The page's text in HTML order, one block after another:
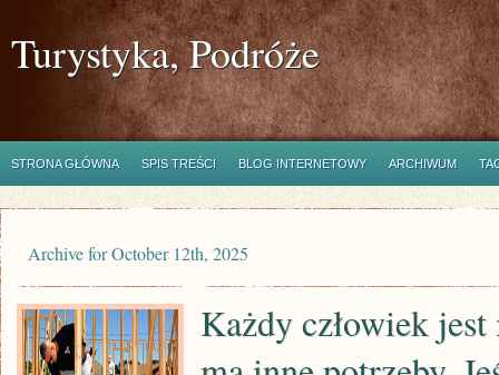
Turystyka, Podróże
STRONA GŁÓWNA SPIS TREŚCI BLOG INTERNETOWY ARCHIWUM
Archive for October 12th, 2025
Każdy człowiek